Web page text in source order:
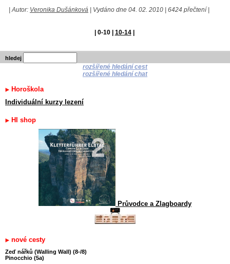
| Autor: Veronika Dušánková | Vydáno dne 04. 02. 2010 | 6424 přečtení |
| 0-10| 10-14|
hledej
rozšířené hledání cest
rozšířené hledání chat
Horoškola
Individuální kurzy lezení
HI shop
Průvodce a Zlagboardy
nové cesty
Zeď nářků (Walling Wall) (8-/8)
Pinocchio (5a)